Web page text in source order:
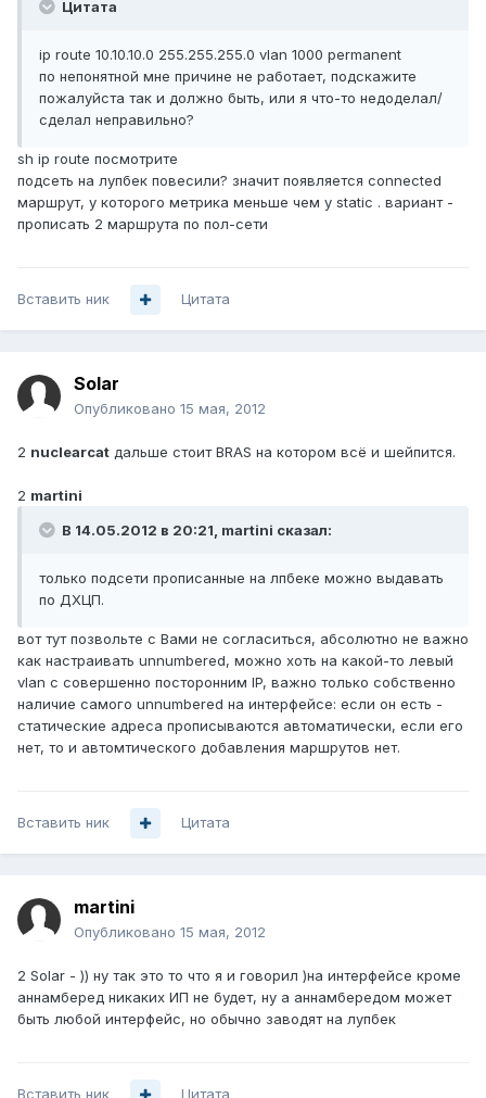
Цитата
ip route 10.10.10.0 255.255.255.0 vlan 1000 permanent
по непонятной мне причине не работает, подскажите
пожалуйста так и должно быть, или я что-то недоделал/
сделал неправильно?
sh ip route посмотрите
подсеть на лупбек повесили? значит появляется connected
маршрут, у которого метрика меньше чем у static . вариант -
прописать 2 маршрута по пол-сети
Вставить ник Цитата
Solar
Опубликовано 15 мая, 2012
2 nuclearcat дальше стоит BRAS на котором всё и шейпится.
2 martini
В 14.05.2012 в 20:21, martini сказал:
только подсети прописанные на лпбеке можно выдавать
по ДХЦП.
вот тут позвольте с Вами не согласиться, абсолютно не важно
как настраивать unnumbered, можно хоть на какой-то левый
vlan с совершенно посторонним IP, важно только собственно
наличие самого unnumbered на интерфейсе: если он есть -
статические адреса прописываются автоматически, если его
нет, то и автомтического добавления маршрутов нет.
Вставить ник Цитата
martini
Опубликовано 15 мая, 2012
2 Solar - )) ну так это то что я и говорил )на интерфейсе кроме
аннамберед никаких ИП не будет, ну а аннамбередом может
быть любой интерфейс, но обычно заводят на лупбек
Вставить ник Цитата